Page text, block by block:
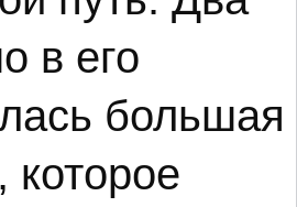
в его
большая